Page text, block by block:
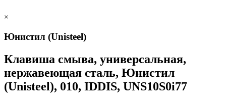
×
Юнистил (Unisteel)
Клавиша смыва, универсальная,
нержавеющая сталь, Юнистил
(Unisteel), 010, IDDIS, UNS10S0i77